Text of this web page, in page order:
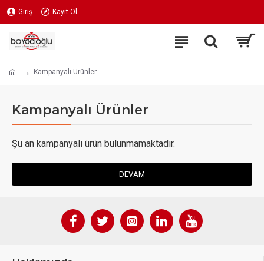
Giriş Kayıt Ol
Kampanyalı Ürünler
Kampanyalı Ürünler
Şu an kampanyalı ürün bulunmamaktadır.
DEVAM